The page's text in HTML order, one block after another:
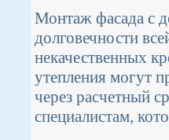
Монтаж фасада с
долговечности
некачественных
утепления могут
через расчетный
специалистам,